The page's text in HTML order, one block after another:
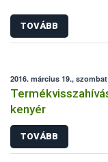
TOVÁBB
2016. március 19., szombat
kenyér
TOVÁBB